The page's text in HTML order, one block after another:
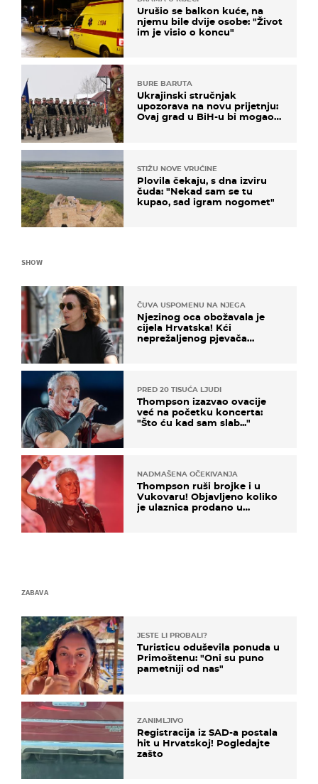
Urušio se balkon kuće, na
njemu bile dvije osobe: "Život
im je visio o koncu"
BURE BARUTA
Ukrajinski stručnjak
upozorava na novu prijetnju:
Ovaj grad u BiH-u bi mogao
STIŽU NOVE VRUĆINE
Plovila čekaju, s dna izviru
čuda: "Nekad sam se tu
kupao, sad igram nogomet"
SHOW
ČUVA USPOMENU NA NJEGA
Njezinog oca obožavala je
cijela Hrvatska! Kći
neprežaljenog pjevača
PRED 20 TISUĆA LJUDI
Thompson izazvao ovacije
već na početku koncerta:
"Što ću kad sam slab..."
NADMAŠENA OČEKIVANJA
Thompson ruši brojke i u
Vukovaru! Objavljeno koliko
je ulaznica prodano u
ZABAVA
JESTE LI PROBALI?
Turisticu oduševila ponuda u
Primoštenu: "Oni su puno
pametniji od nas"
ZANIMLJIVO
Registracija iz SAD-a postala
hit u Hrvatskoj! Pogledajte
zašto